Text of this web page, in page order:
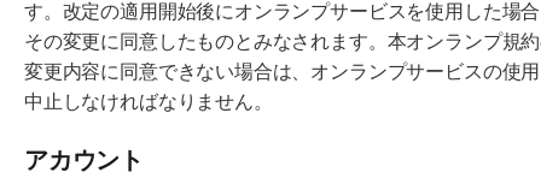
す。改定の適用開始後にオンランプサービスを使用した場
その変更に同意したものとみなされます。本オンランプ規
変更内容に同意できない場合は、オンランプサービスの使
中止しなければなりません。
アカウント